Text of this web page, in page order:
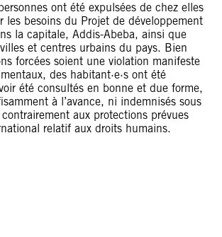
ont été expulsées de chez elles
les besoins du Projet de développement
la capitale, Addis-Abeba, ainsi que
et centres urbains du pays. Bien
forcées soient une violation manifeste
des habitant·e·s ont été
été consultés en bonne et due forme,
à l’avance, ni indemnisés sous
aux protections prévues
relatif aux droits humains.